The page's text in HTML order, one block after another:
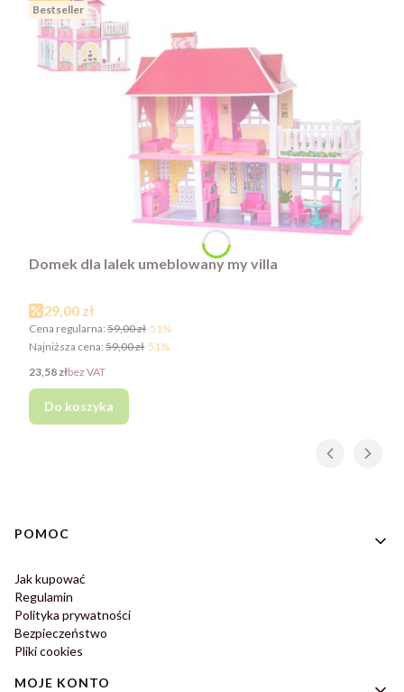
Bestseller
Domek dla lalek umeblowany my villa
Cena promocyjna
29,00 zł
Cena regularna: 59,00 zł-51%
Najniższa cena: 59,00 zł-51%
Cena
23,58 złbez VAT
Do koszyka
Linki w stopce
POMOC
Jak kupować
Regulamin
Polityka prywatności
Bezpieczeństwo
Pliki cookies
MOJE KONTO